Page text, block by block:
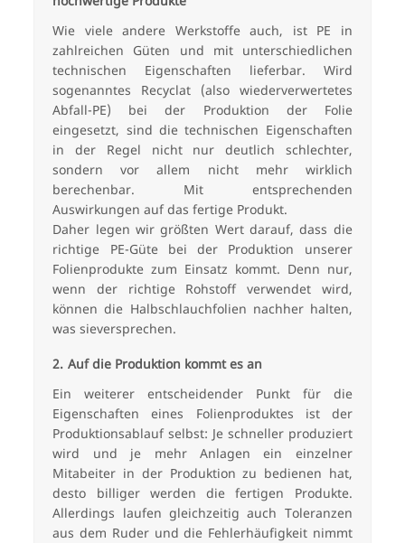
Wie viele andere Werkstoffe auch, ist PE in
zahlreichen Güten und mit unterschiedlichen
technischen Eigenschaften lieferbar. Wird
sogenanntes Recyclat (also wiederverwertetes
Abfall-PE) bei der Produktion der Folie
eingesetzt, sind die technischen Eigenschaften
in der Regel nicht nur deutlich schlechter,
sondern vor allem nicht mehr wirklich
berechenbar. Mit entsprechenden
Auswirkungen auf das fertige Produkt.
Daher legen wir größten Wert darauf, dass die
richtige PE-Güte bei der Produktion unserer
Folienprodukte zum Einsatz kommt. Denn nur,
wenn der richtige Rohstoff verwendet wird,
können die Halbschlauchfolien nachher halten,
was sieversprechen.
Auf die Produktion kommt es an
Ein weiterer entscheidender Punkt für die
Eigenschaften eines Folienproduktes ist der
Produktionsablauf selbst: Je schneller produziert
wird und je mehr Anlagen ein einzelner
Mitabeiter in der Produktion zu bedienen hat,
desto billiger werden die fertigen Produkte.
Allerdings laufen gleichzeitig auch Toleranzen
aus dem Ruder und die Fehlerhäufigkeit nimmt